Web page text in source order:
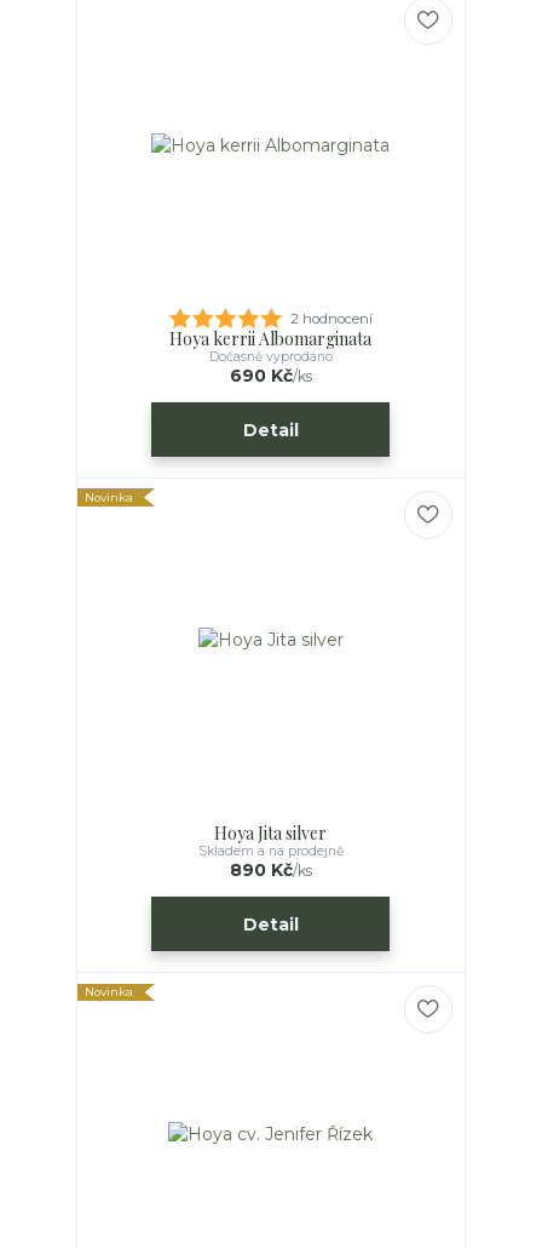
2 hodnocení
Hoya kerrii Albomarginata
690 Kč/ks
Dočasně vyprodáno
Detail
Novinka
Hoya Jita silver
890 Kč/ks
Skladem a na prodejně
Detail
Novinka